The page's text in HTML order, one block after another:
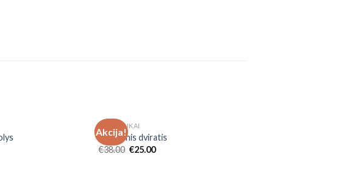
Akcija!
DVIRATUKAI
Balansinis dviratis
€38.00 €25.00